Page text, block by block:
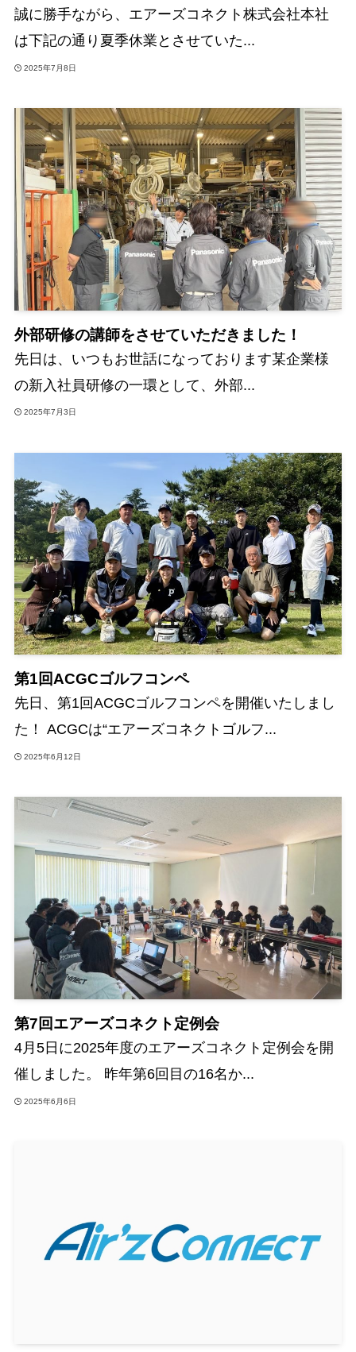
誠に勝手ながら、エアーズコネクト株式会社本社
は下記の通り夏季休業とさせていた...
2025年7月8日
外部研修の講師をさせていただきました！
先日は、いつもお世話になっております某企業様
の新入社員研修の一環として、外部...
2025年7月3日
第1回ACGCゴルフコンペ
先日、第1回ACGCゴルフコンペを開催いたしまし
た！ ACGCは“エアーズコネクトゴルフ...
2025年6月12日
第7回エアーズコネクト定例会
4月5日に2025年度のエアーズコネクト定例会を開
催しました。 昨年第6回目の16名か...
2025年6月6日